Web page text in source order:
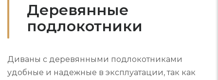
Деревянные
подлокотники
Диваны с деревянными подлокотниками
удобные и надежные в эксплуатации, так как